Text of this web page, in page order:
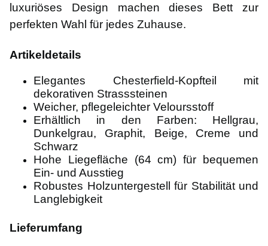
luxuriöses Design machen dieses Bett zur
perfekten Wahl für jedes Zuhause.
Artikeldetails
Elegantes Chesterfield-Kopfteil mit
dekorativen Strasssteinen
Weicher, pflegeleichter Veloursstoff
Erhältlich in den Farben: Hellgrau,
Dunkelgrau, Graphit, Beige, Creme und
Schwarz
Hohe Liegefläche (64 cm) für bequemen
Ein- und Ausstieg
Robustes Holzuntergestell für Stabilität und
Langlebigkeit
Lieferumfang